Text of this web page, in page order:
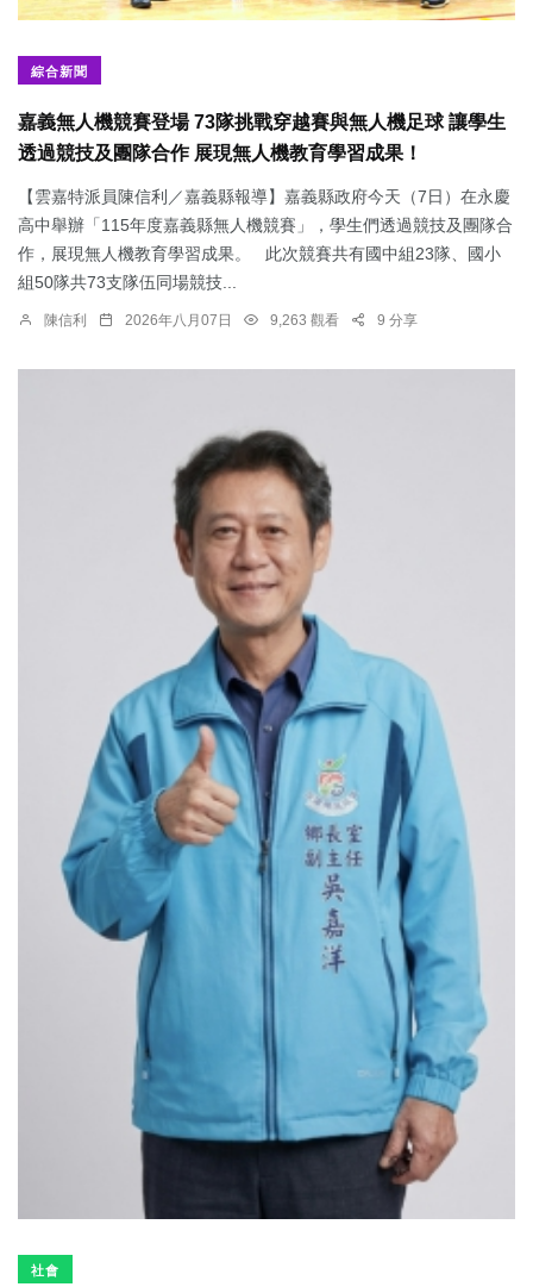
綜合新聞
嘉義無人機競賽登場 73隊挑戰穿越賽與無人機足球 讓學生
透過競技及團隊合作 展現無人機教育學習成果！
【雲嘉特派員陳信利／嘉義縣報導】嘉義縣政府今天（7日）在永慶
高中舉辦「115年度嘉義縣無人機競賽」，學生們透過競技及團隊合
作，展現無人機教育學習成果。 此次競賽共有國中組23隊、國小
組50隊共73支隊伍同場競技...
陳信利 2026年八月07日 9,263 觀看 9 分享
社會